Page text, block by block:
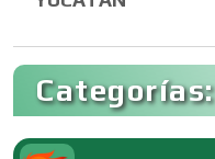
Categorías: